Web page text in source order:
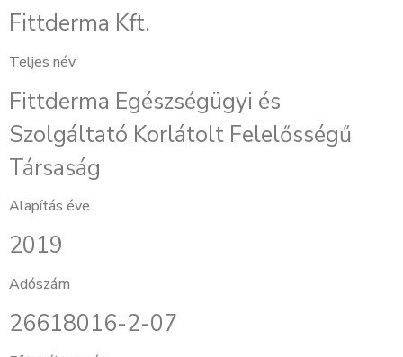
Fittderma Kft.
Teljes név
Fittderma Egészségügyi és
Szolgáltató Korlátolt Felelősségű
Társaság
Alapítás éve
2019
Adószám
26618016-2-07